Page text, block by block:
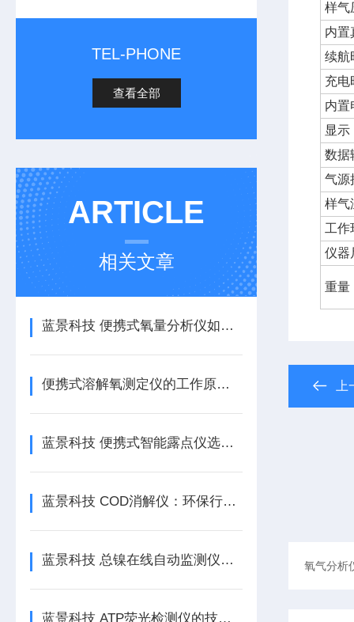
TEL-PHONE
查看全部
ARTICLE
相关文章
蓝景科技 便携式氧量分析仪如何实现检测数据可追溯？自动存储与管理价值
便携式溶解氧测定仪的工作原理|山东蓝景电子
蓝景科技 便携式智能露点仪选择和使用建议
蓝景科技 COD消解仪：环保行业水质检测的新利器
蓝景科技 总镍在线自动监测仪：精准监测水质安全的重要工具
蓝景科技 ATP荧光检测仪的技术亮点解析｜为何它能成为卫生检测新宠？
样气
内置
续航
充电
内置
显示
数据
气源
样气
工作
仪器
重量